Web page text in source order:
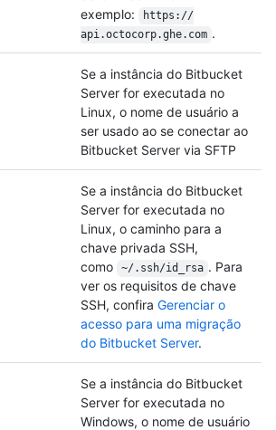
exemplo:
https://
api.octocorp.ghe.com .
Se a instância do Bitbucket
Server for executada no
Linux, o nome de usuário a
ser usado ao se conectar ao
Bitbucket Server via SFTP
Se a instância do Bitbucket
Server for executada no
Linux, o caminho para a
chave privada SSH,
como
~/.ssh/id_rsa . Para
ver os requisitos de chave
SSH, confira Gerenciar o
acesso para uma migração
do Bitbucket Server.
Se a instância do Bitbucket
Server for executada no
Windows, o nome de usuário